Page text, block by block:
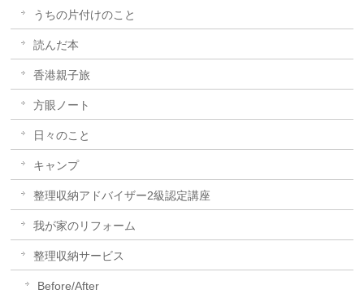
うちの片付けのこと
読んだ本
香港親子旅
方眼ノート
日々のこと
キャンプ
整理収納アドバイザー2級認定講座
我が家のリフォーム
整理収納サービス
Before/After